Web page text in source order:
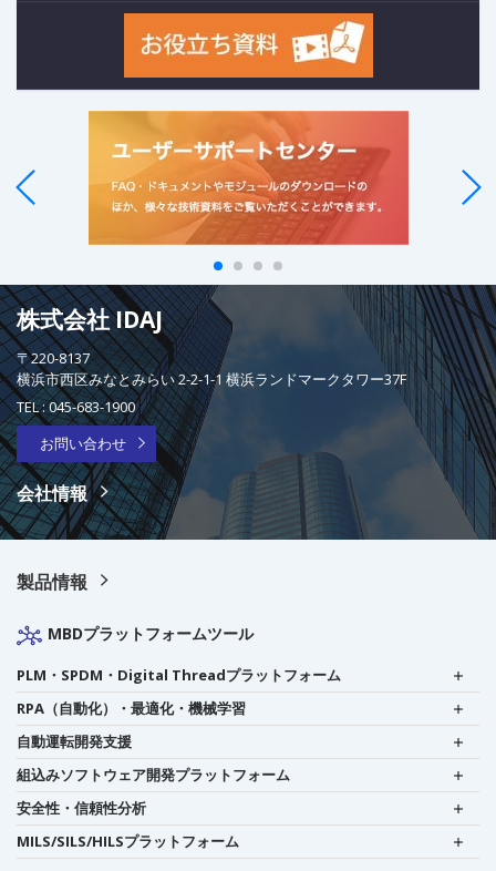
株式会社 IDAJ
〒220-8137
横浜市西区みなとみらい 2-2-1-1 横浜ランドマークタワー37F
TEL :045-683-1900
お問い合わせ
会社情報
製品情報
MBDプラットフォームツール
PLM・SPDM・Digital Threadプラットフォーム
RPA（自動化）・最適化・機械学習
自動運転開発支援
組込みソフトウェア開発プラットフォーム
安全性・信頼性分析
MILS/SILS/HILSプラットフォーム